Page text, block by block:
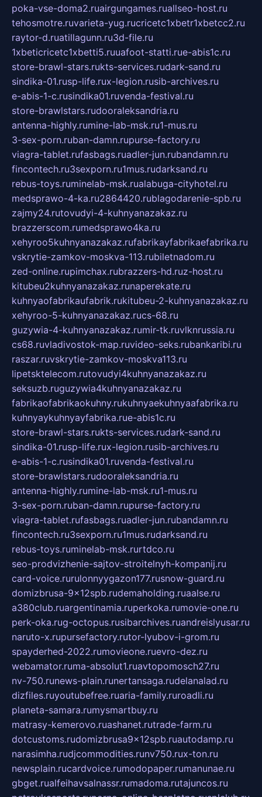
poka-vse-doma2.ruairgungames.ruallseo-host.ru
tehosmotre.ruvarieta-yug.rucricetc1xbetr1xbetcc2.ru
raytor-d.ruatillagunn.ru3d-file.ru
1xbeticricetc1xbetti5.ruuafoot-statti.rue-abis1c.ru
store-brawl-stars.rukts-services.rudark-sand.ru
sindika-01.rusp-life.rux-legion.rusib-archives.ru
e-abis-1-c.rusindika01.ruvenda-festival.ru
store-brawlstars.rudooraleksandria.ru
antenna-highly.rumine-lab-msk.ru1-mus.ru
3-sex-porn.ruban-damn.rupurse-factory.ru
viagra-tablet.rufasbags.ruadler-jun.rubandamn.ru
fincontech.ru3sexporn.ru1mus.rudarksand.ru
rebus-toys.ruminelab-msk.rualabuga-cityhotel.ru
medsprawo-4-ka.ru2864420.rublagodarenie-spb.ru
zajmy24.rutovudyi-4-kuhnyanazakaz.ru
brazzerscom.rumedsprawo4ka.ru
xehyroo5kuhnyanazakaz.rufabrikayfabrikaefabrika.ru
vskrytie-zamkov-moskva-113.rubiletnadom.ru
zed-online.rupimchax.rubrazzers-hd.ruz-host.ru
kitubeu2kuhnyanazakaz.runaperekate.ru
kuhnyaofabrikaufabrik.rukitubeu-2-kuhnyanazakaz.ru
xehyroo-5-kuhnyanazakaz.rucs-68.ru
guzywia-4-kuhnyanazakaz.rumir-tk.ruvlknrussia.ru
cs68.ruvladivostok-map.ruvideo-seks.rubankaribi.ru
raszar.ruvskrytie-zamkov-moskva113.ru
lipetsktelecom.rutovudyi4kuhnyanazakaz.ru
seksuzb.ruguzywia4kuhnyanazakaz.ru
fabrikaofabrikaokuhny.rukuhnyaekuhnyaafabrika.ru
kuhnyaykuhnyayfabrika.rue-abis1c.ru
store-brawl-stars.rukts-services.rudark-sand.ru
sindika-01.rusp-life.rux-legion.rusib-archives.ru
e-abis-1-c.rusindika01.ruvenda-festival.ru
store-brawlstars.rudooraleksandria.ru
antenna-highly.rumine-lab-msk.ru1-mus.ru
3-sex-porn.ruban-damn.rupurse-factory.ru
viagra-tablet.rufasbags.ruadler-jun.rubandamn.ru
fincontech.ru3sexporn.ru1mus.rudarksand.ru
rebus-toys.ruminelab-msk.rurtdco.ru
seo-prodvizhenie-sajtov-stroitelnyh-kompanij.ru
card-voice.rurulonnyygazon177.rusnow-guard.ru
domizbrusa-9x12spb.rudemaholding.ruaalse.ru
a380club.ruargentinamia.ruperkoka.rumovie-one.ru
perk-oka.rug-octopus.rusibarchives.ruandreislyusar.ru
naruto-x.rupursefactory.rutor-lyubov-i-grom.ru
spayderhed-2022.rumovieone.ruevro-dez.ru
webamator.ruma-absolut1.ruavtopomosch27.ru
nv-750.runews-plain.runertansaga.rudelanalad.ru
dizfiles.ruyoutubefree.ruaria-family.ruroadli.ru
planeta-samara.rumysmartbuy.ru
matrasy-kemerovo.ruashanet.rutrade-farm.ru
dotcustoms.rudomizbrusa9x12spb.ruautodamp.ru
narasimha.rudjcommodities.runv750.rux-ton.ru
newsplain.rucardvoice.rumodopaper.rumanunae.ru
gbget.rualfeihavsalnassr.rumadoma.rutajuncos.ru